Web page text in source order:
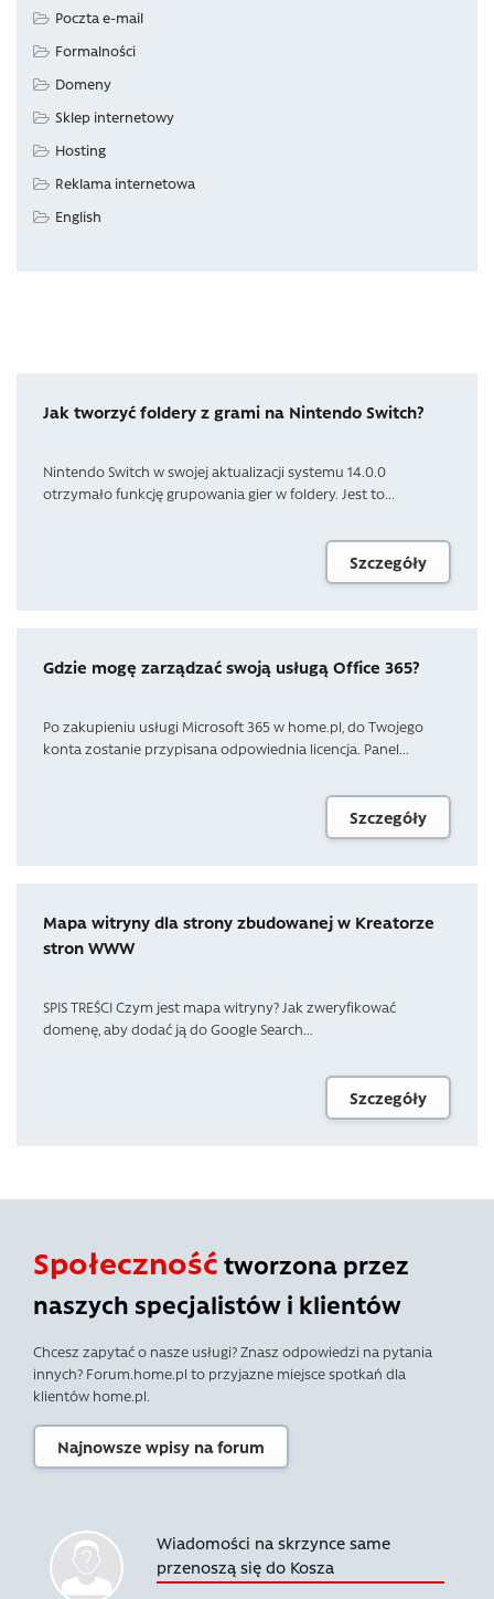
Poczta e-mail
Formalności
Domeny
Sklep internetowy
Hosting
Reklama internetowa
English
Jak tworzyć foldery z grami na Nintendo Switch?
Nintendo Switch w swojej aktualizacji systemu 14.0.0
otrzymało funkcję grupowania gier w foldery. Jest to...
Szczegóły
Gdzie mogę zarządzać swoją usługą Office 365?
Po zakupieniu usługi Microsoft 365 w home.pl, do Twojego
konta zostanie przypisana odpowiednia licencja. Panel...
Szczegóły
Mapa witryny dla strony zbudowanej w Kreatorze
stron WWW
SPIS TREŚCI Czym jest mapa witryny? Jak zweryfikować
domenę, aby dodać ją do Google Search...
Szczegóły
Społeczność tworzona przez
naszych specjalistów i klientów
Chcesz zapytać o nasze usługi? Znasz odpowiedzi na pytania
innych? Forum.home.pl to przyjazne miejsce spotkań dla
klientów home.pl.
Najnowsze wpisy na forum
Wiadomości na skrzynce same
przenoszą się do Kosza